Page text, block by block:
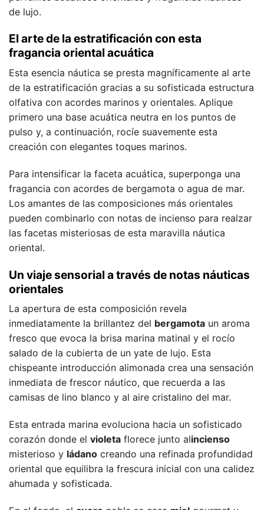
de lujo.
El arte de la estratificación con esta
fragancia oriental acuática
Esta esencia náutica se presta magníficamente al arte
de la estratificación gracias a su sofisticada estructura
olfativa con acordes marinos y orientales. Aplique
primero una base acuática neutra en los puntos de
pulso y, a continuación, rocíe suavemente esta
creación con elegantes toques marinos.
Para intensificar la faceta acuática, superponga una
fragancia con acordes de bergamota o agua de mar.
Los amantes de las composiciones más orientales
pueden combinarlo con notas de incienso para realzar
las facetas misteriosas de esta maravilla náutica
oriental.
Un viaje sensorial a través de notas náuticas
orientales
La apertura de esta composición revela
inmediatamente la brillantez del bergamota un aroma
fresco que evoca la brisa marina matinal y el rocío
salado de la cubierta de un yate de lujo. Esta
chispeante introducción alimonada crea una sensación
inmediata de frescor náutico, que recuerda a las
camisas de lino blanco y al aire cristalino del mar.
Esta entrada marina evoluciona hacia un sofisticado
corazón donde el violeta florece junto alincienso
misterioso y ládano creando una refinada profundidad
oriental que equilibra la frescura inicial con una calidez
ahumada y sofisticada.